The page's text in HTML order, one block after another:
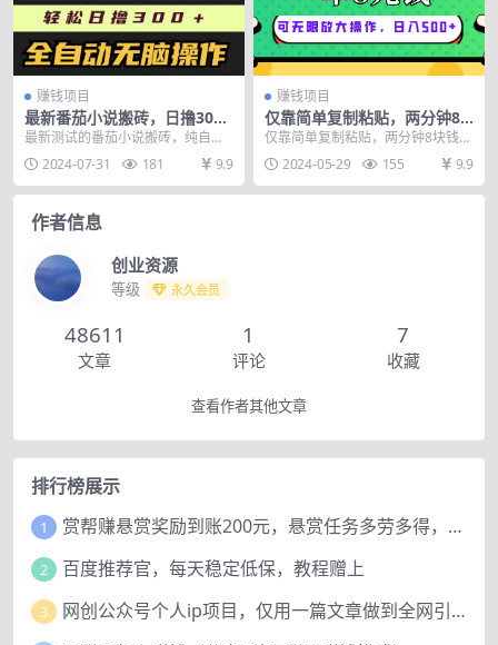
赚钱项目
最新番茄小说搬砖，日撸300
＋！全自动操作，可矩阵放大
最新测试的番茄小说搬砖，纯自撸
玩法，只需脚本软件一键全自动操
作，完全解放双手。目...
2024-07-31 181 9.9
赚钱项目
仅靠简单复制粘贴，两分钟8
块钱，可以无限做，执行就有
仅靠简单复制粘贴，两分钟8块钱，
可以无限做，执行就有钱赚
2024-05-29 155 9.9
作者信息
创业资源
等级 永久会员
48611
文章
1
评论
7
收藏
查看作者其他文章
排行榜展示
1 赏帮赚悬赏奖励到账200元，悬赏任务多劳多得，人人可做。
2 百度推荐官，每天稳定低保，教程赠上
3 网创公众号个人ip项目，仅用一篇文章做到全网引流！